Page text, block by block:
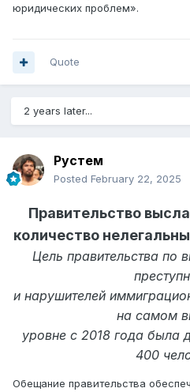
юридических проблем».
Quote
2 years later...
Рустем
Posted February 22, 2025
Правительство
количество
Цель правительства по
и нарушителей
на самом
уровне с 2018 года была
400
Обещание правительства